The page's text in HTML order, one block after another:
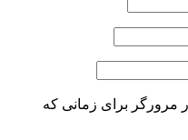
مرورگر برای زمانی که